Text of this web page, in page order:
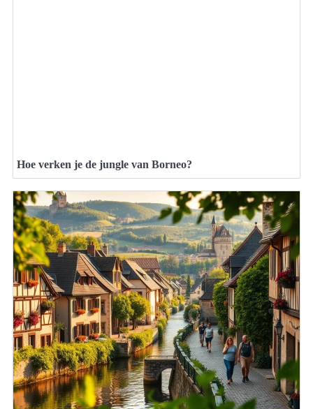
Hoe verken je de jungle van Borneo?